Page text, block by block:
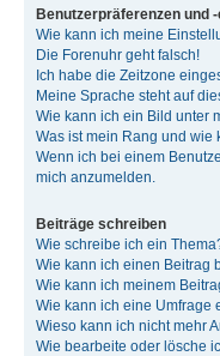
Benutzerpräferenzen und
Wie kann ich meine
Die Forenuhr geht falsch!
Ich habe die Zeitzone
Meine Sprache steht auf
Wie kann ich ein Bild unter
Was ist mein Rang und wie
Wenn ich bei einem
mich anzumelden.
Beiträge schreiben
Wie schreibe ich ein
Wie kann ich einen Beitrag
Wie kann ich meinem
Wie kann ich eine Umfrage
Wieso kann ich nicht mehr
Wie bearbeite oder lösche